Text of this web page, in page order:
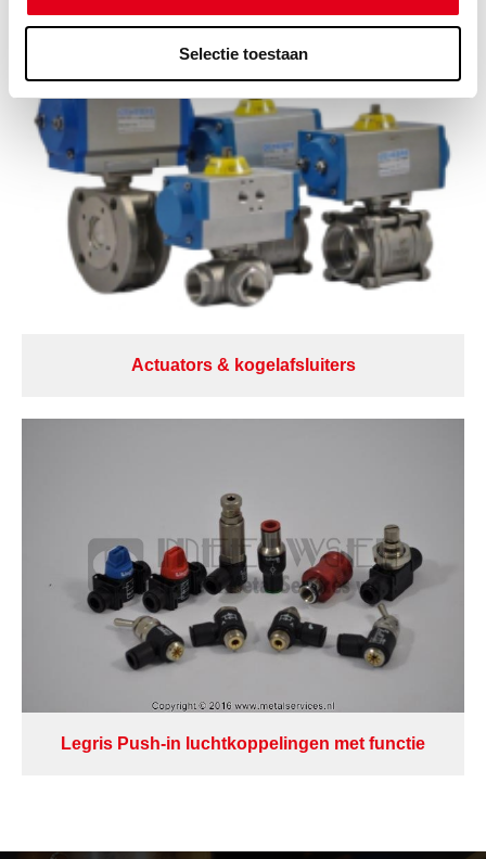
Selectie toestaan
Actuators & kogelafsluiters
Legris Push-in luchtkoppelingen met functie